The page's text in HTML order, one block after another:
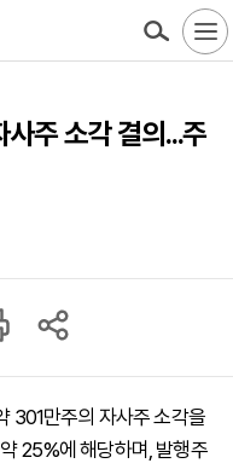
주 소각 결의...주
301만주의 자사주 소각을
25%에 해당하며, 발행주